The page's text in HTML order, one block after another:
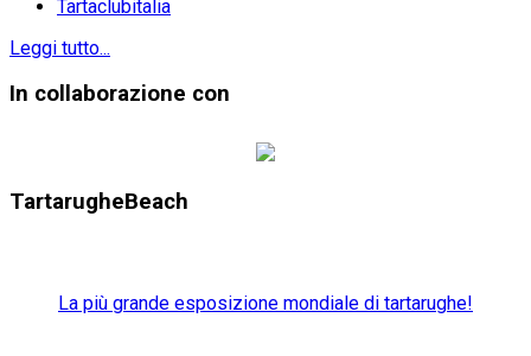
Tartaclubitalia
Leggi tutto...
In collaborazione con
TartarugheBeach
La più grande esposizione mondiale di tartarughe!